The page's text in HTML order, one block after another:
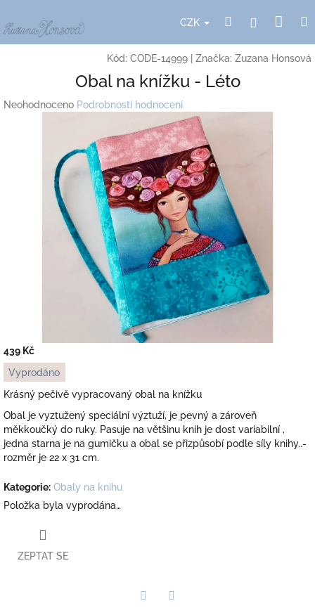
na
obsah
CZK HledatPřihlášení
Kód: CODE-14999 Značka: Zuzana Honsová
Obal na knížku - Léto
Průměrné
Neohodnoceno Podrobnosti hodnocení
439 Kč
Měrná
cena:
Vyprodáno
Krásný pečivě vypracovaný obal na knížku
Obal je vyztužený speciální výztuží, je pevný a zároveň
měkkoučký do ruky. Pasuje na většinu knih je dost variabilní ,
jedna starna je na gumičku a obal se přizpůsobí podle síly knihy..-
rozměr je 22 x 31 cm.
Kategorie: Obaly na knihu
Položka byla vyprodána…
ZEPTAT SE